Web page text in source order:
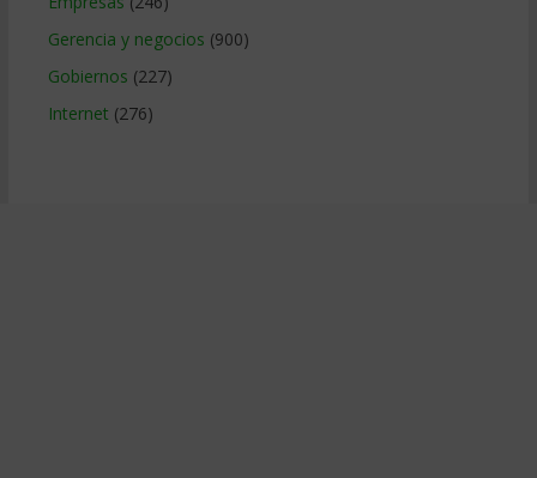
Gerencia y negocios (900)
Gobiernos (227)
Internet (276)